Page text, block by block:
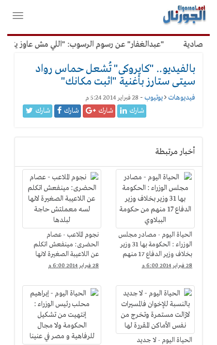
القائمة
الرئيسية
فتح
"عبدالغفار" عن رسوم الرسوب: "اللي مش عاوز يتعلم
بالفيديو.. "كايروكى" تُشعل حماس رواد
سيتى ستارز بأغنية "اثبت مكانك"
فيديوهات يوتيوب - 28 فبراير 2014 5:24 م
شارك شارك شارك شارك
أخبار مرتبطة
الحياة اليوم - مصادر مجلس
الوزراء : الحكومة بها 31 وزير
بخلاف وزير الدفاع 17 منهم
من حكومة الببلاوي
28 فبراير 2014 6:00 م
نجوم الملاعب - عصام
الحضرى: مينفعش اتكلم
عن اللاعيبة الصغيرة لانها
لسه معملتش حاجة لبلدها
28 فبراير 2014 6:00 م
الحياة اليوم - لا جديد